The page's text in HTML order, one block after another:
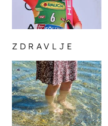
ZDRAVLJE